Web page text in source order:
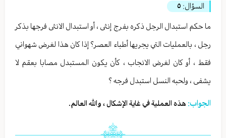
السؤال: ٥
ما حكم استبدال الرجل ذكره بفرج إنثى ، أو استبدال الانثى فرجها بذكر
رجل ، بالعمليات التي يجريها أطباء العصر؟ إذا كان هذا لغرض شهواني
فقط ، أو كان لغرض الانجاب ، كأن يكون المستبدل مصابا بعقم لا
يشفى ، ولحبه النسل استبدل فرجه ؟
الجواب: هذه العملية في غاية الإشكال ، والله العالم.